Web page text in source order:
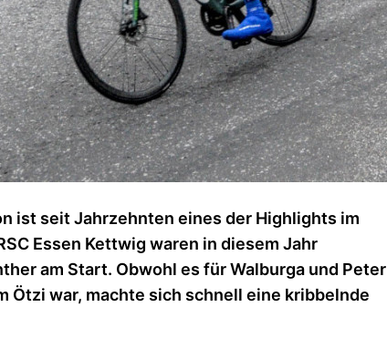
ist seit Jahrzehnten eines der Highlights im
Essen Kettwig waren in diesem Jahr
am Start. Obwohl es für Walburga und Peter
Ötzi war, machte sich schnell eine kribbelnde